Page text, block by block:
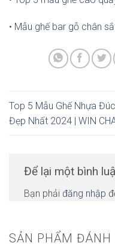
SẢN PHẨM ĐÁNH
• Mẫu ghế bar gỗ chân
Top 5 Mẫu Ghế Nhựa Đúc
Đẹp Nhất 2024 | WIN
Để lại một bình
Bạn phải đăng nhập